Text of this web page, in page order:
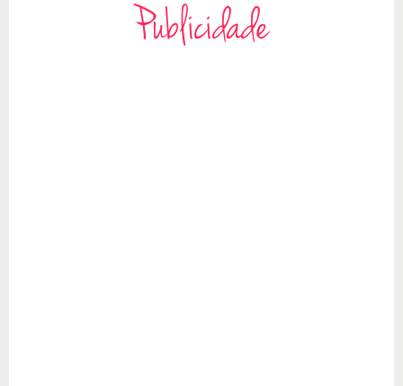
Publicidade